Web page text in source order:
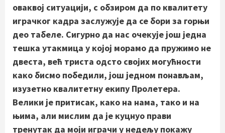
оваквој ситуацији, с обзиром да по квалитету
играчког кадра заслужује да се бори за горњи
део табеле. Сигурно да нас очекује још једна
тешка утакмица у којој морамо да пружимо не
двеста, већ триста одсто својих могућности
како бисмо победили, још једном понављам,
изузетно квалитетну екипу Пролетера.
Велики је притисак, како на нама, тако и на
њима, али мислим да је куцнуо прави
тренутак да моји играчи у недељу покажу